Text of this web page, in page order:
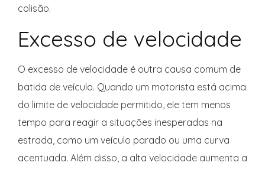
colisão.
Excesso de velocidade
O excesso de velocidade é outra causa comum de
batida de veículo. Quando um motorista está acima
do limite de velocidade permitido, ele tem menos
tempo para reagir a situações inesperadas na
estrada, como um veículo parado ou uma curva
acentuada. Além disso, a alta velocidade aumenta a